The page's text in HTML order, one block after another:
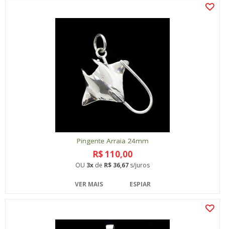
Pingente Arraia 24mm
R$ 110,00
OU 3x de R$ 36,67 s/juros
VER MAIS ESPIAR